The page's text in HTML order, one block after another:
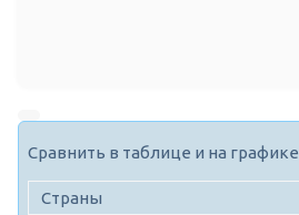
Сравнить в таблице и на графике